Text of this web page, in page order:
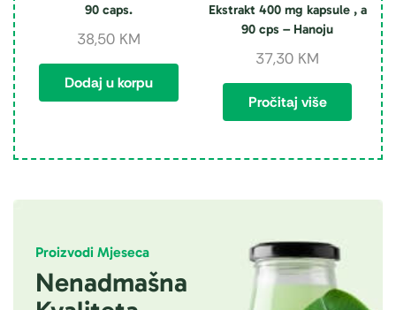
90 caps.
38,50 KM
Dodaj u korpu
Ekstrakt 400 mg kapsule , a
90 cps – Hanoju
37,30 KM
Pročitaj više
Proizvodi Mjeseca
Nenadmašna